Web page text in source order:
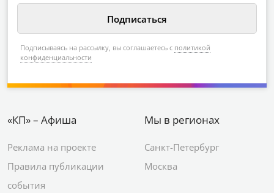
Подписываясь на рассылку, вы соглашаетесь с политикой
конфиденциальности
«КП» – Афиша
Реклама на проекте
Правила публикации
события
Мы в регионах
Санкт-Петербург
Москва